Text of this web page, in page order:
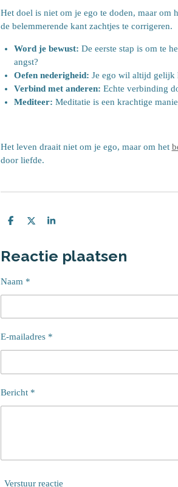
Het doel is niet om je ego te doden, maar om
de belemmerende kant zachtjes te corrigeren.
Word je bewust: De eerste stap is om te
angst?
Oefen nederigheid: Je ego wil altijd gelijk
Verbind met anderen: Echte verbinding
Mediteer: Meditatie is een krachtige
Het leven draait niet om je ego, maar om het
door liefde.
D
e
n
D
l
S
r
e
Reactie plaatsen
Naam *
E-mailadres *
Bericht *
Verstuur reactie